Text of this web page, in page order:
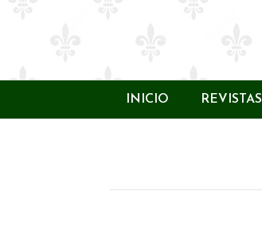
INICIO REVISTAS